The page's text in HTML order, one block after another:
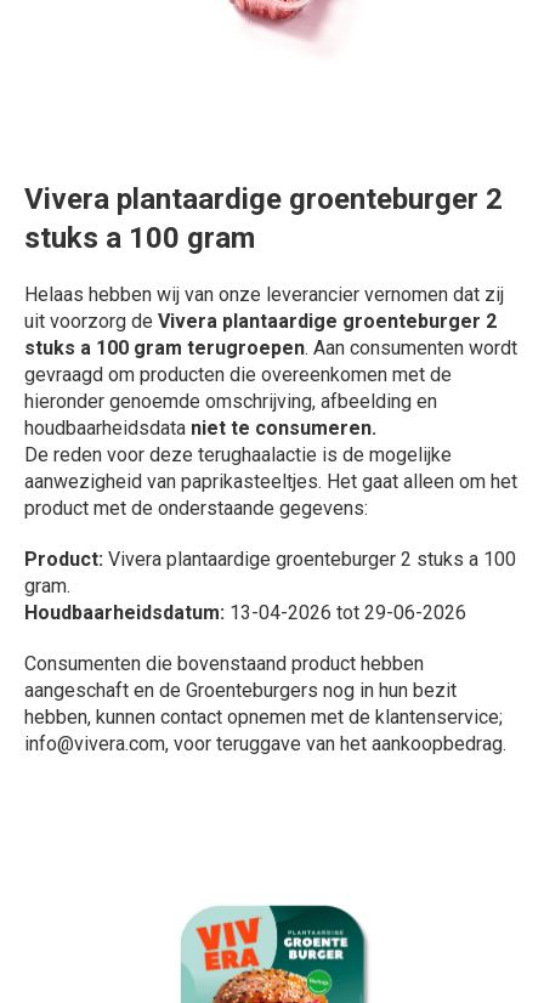
Vivera plantaardige groenteburger 2
stuks a 100 gram
Helaas hebben wij van onze leverancier vernomen dat zij
uit voorzorg de Vivera plantaardige groenteburger 2
stuks a 100 gram terugroepen. Aan consumenten wordt
gevraagd om producten die overeenkomen met de
hieronder genoemde omschrijving, afbeelding en
houdbaarheidsdata niet te consumeren.
De reden voor deze terughaalactie is de mogelijke
aanwezigheid van paprikasteeltjes. Het gaat alleen om het
product met de onderstaande gegevens:
Product: Vivera plantaardige groenteburger 2 stuks a 100
gram.
Houdbaarheidsdatum: 13-04-2026 tot 29-06-2026
Consumenten die bovenstaand product hebben
aangeschaft en de Groenteburgers nog in hun bezit
hebben, kunnen contact opnemen met de klantenservice;
info@vivera.com, voor teruggave van het aankoopbedrag.